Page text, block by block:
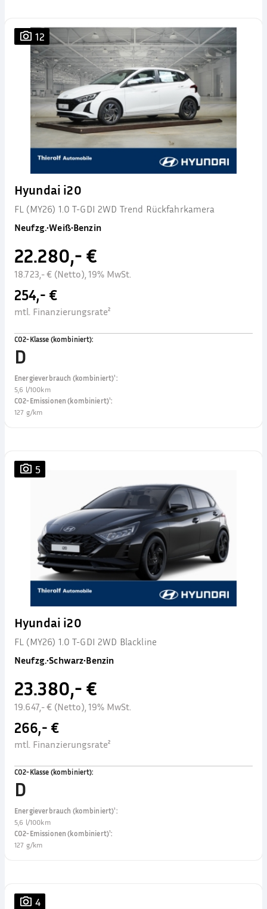
12
Hyundai i20
FL (MY26) 1.0 T-GDI 2WD Trend Rückfahrkamera
Neufzg.•Weiß•Benzin
22.280,- €
18.723,- € (Netto), 19% MwSt.
254,- €
mtl. Finanzierungsrate²
CO2-Klasse (kombiniert):
D
Energieverbrauch (kombiniert)¹:
5,6 l/100km
CO2-Emissionen (kombiniert)¹:
127 g/km
5
Hyundai i20
FL (MY26) 1.0 T-GDI 2WD Blackline
Neufzg.•Schwarz•Benzin
23.380,- €
19.647,- € (Netto), 19% MwSt.
266,- €
mtl. Finanzierungsrate²
CO2-Klasse (kombiniert):
D
Energieverbrauch (kombiniert)¹:
5,6 l/100km
CO2-Emissionen (kombiniert)¹:
127 g/km
4